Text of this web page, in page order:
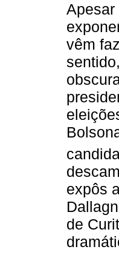
Apesar
vêm
expôs
de